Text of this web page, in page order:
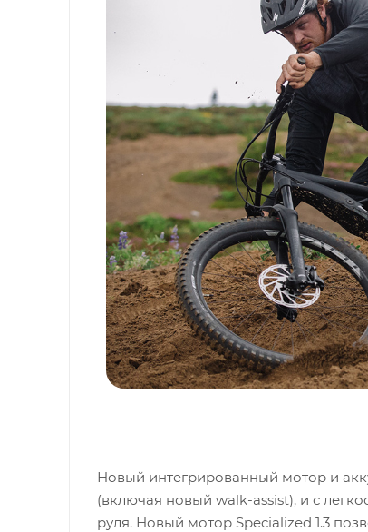
Новый интегрированный мотор и
(включая новый walk-assist), и с
руля. Новый мотор Specialized 1.3